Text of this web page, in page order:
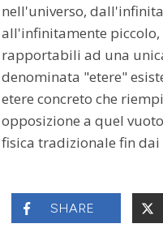
nell'universo,
all'infinitamente piccolo,
rapportabili ad una
denominata "etere"
etere concreto che
opposizione a quel
fisica tradizionale fin
SHARE